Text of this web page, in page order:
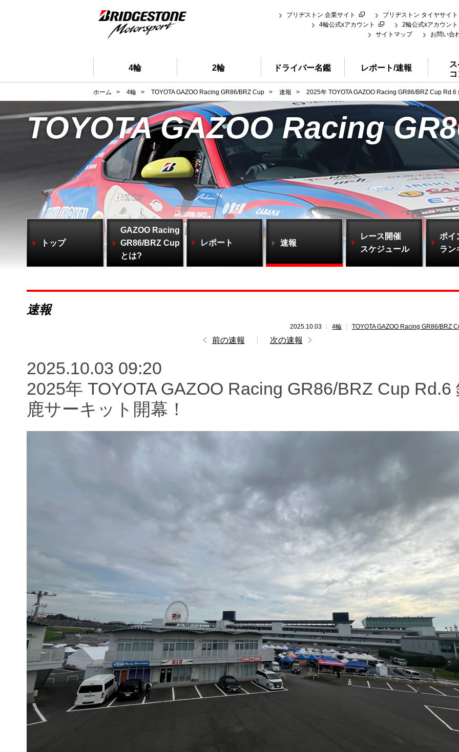
ブリヂストン 企業サイト
ブリヂストン タイヤサイト
4輪公式xアカウント
2輪公式xアカウント
サイトマップ
お問い合
4輪 2輪 ドライバー名鑑 レポート/速報
ホーム > 4輪 > TOYOTA GAZOO Racing GR86/BRZ Cup > 速報 > 2025年 TOYOTA GAZOO Racing GR86/BRZ Cup
TOYOTA GAZOO Racing
トップ
GAZOO Racing
GR86/BRZ Cup
とは?
レポート 速報
レース開催
スケジュール
ポイ
ラン
速報
2025.10.03 4輪 TOYOTA GAZOO Racing GR86/BRZ
前の速報 次の速報
2025.10.03 09:20
2025年 TOYOTA GAZOO Racing GR86/BRZ Cup Rd.6
鹿サーキット開幕！